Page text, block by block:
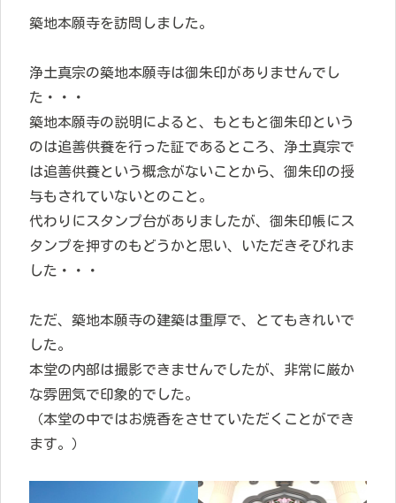
築地本願寺を訪問しました。
浄土真宗の築地本願寺は御朱印がありませんでし
た・・・
築地本願寺の説明によると、もともと御朱印という
のは追善供養を行った証であるところ、浄土真宗で
は追善供養という概念がないことから、御朱印の授
与もされていないとのこと。
代わりにスタンプ台がありましたが、御朱印帳にス
タンプを押すのもどうかと思い、いただきそびれま
した・・・
ただ、築地本願寺の建築は重厚で、とてもきれいで
した。
本堂の内部は撮影できませんでしたが、非常に厳か
な雰囲気で印象的でした。
（本堂の中ではお焼香をさせていただくことができ
ます。）